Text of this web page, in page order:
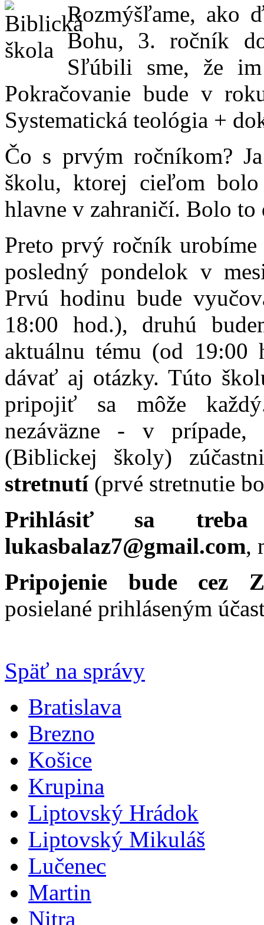
Rozmýšľame, ako
Bohu, 3. ročník
Sľúbili sme, že im
Pokračovanie bude v
Systematická teológia +
Čo s prvým ročníkom?
školu, ktorej cieľom
hlavne v zahraničí. Bolo to
Preto prvý ročník
posledný pondelok v
Prvú hodinu bude
18:00 hod.), druhú
aktuálnu tému (od 19:00
dávať aj otázky. Túto
pripojiť sa môže
nezáväzne - v
(Biblickej školy)
stretnutí(prvé stretnutie
Prihlásiť sa
lukasbalaz7@gmail.com,
Pripojenie bude cez
posielané prihláseným
Späť na správy
Bratislava
Brezno
Košice
Krupina
Liptovský Hrádok
Liptovský Mikuláš
Lučenec
Martin
Nitra